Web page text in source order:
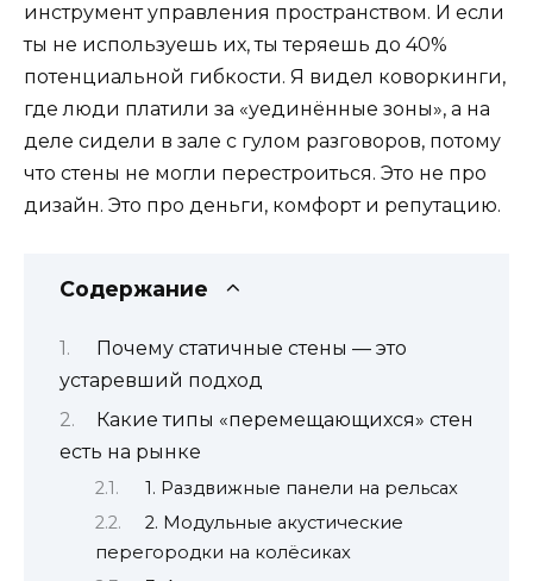
инструмент управления пространством. И если
ты не используешь их, ты теряешь до 40%
потенциальной гибкости. Я видел коворкинги,
где люди платили за «уединённые зоны», а на
деле сидели в зале с гулом разговоров, потому
что стены не могли перестроиться. Это не про
дизайн. Это про деньги, комфорт и репутацию.
Содержание
Почему статичные стены — это
устаревший подход
Какие типы «перемещающихся» стен
есть на рынке
1. Раздвижные панели на рельсах
2. Модульные акустические
перегородки на колёсиках